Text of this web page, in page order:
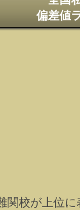
偏差値
校が上位に